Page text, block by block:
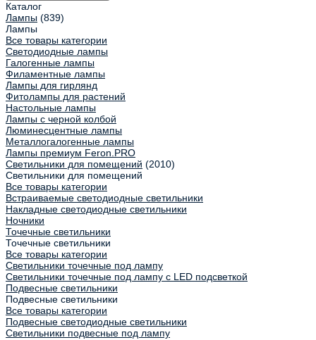
Каталог
Лампы (839)
Лампы
Все товары категории
Светодиодные лампы
Галогенные лампы
Филаментные лампы
Лампы для гирлянд
Фитолампы для растений
Настольные лампы
Лампы с черной колбой
Люминесцентные лампы
Металлогалогенные лампы
Лампы премиум Feron.PRO
Светильники для помещений (2010)
Светильники для помещений
Все товары категории
Встраиваемые светодиодные светильники
Накладные светодиодные светильники
Ночники
Точечные светильники
Точечные светильники
Все товары категории
Светильники точечные под лампу
Светильники точечные под лампу с LED подсветкой
Подвесные светильники
Подвесные светильники
Все товары категории
Подвесные светодиодные светильники
Светильники подвесные под лампу